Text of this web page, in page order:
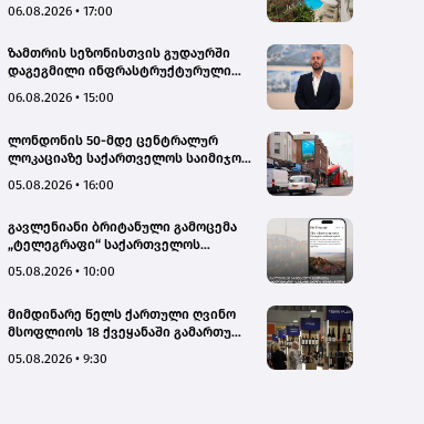
გაუქმდა“ - Kobuleti Beach Club
06.08.2026 • 17:00
ზამთრის სეზონისთვის გუდაურში
დაგეგმილი ინფრასტრუქტურული
გუდაურის ტურისტული
დარსალია
06.08.2026 • 15:00
ლონდონის 50-მდე ცენტრალურ
ლოკაციაზე საქართველოს საიმიჯო
05.08.2026 • 16:00
გავლენიანი ბრიტანული გამოცემა
„ტელეგრაფი“ საქართველოს
სტატიების ციკლს აქვეყნებს
05.08.2026 • 10:00
მიმდინარე წელს ქართული ღვინო
მსოფლიოს 18 ქვეყანაში გამართულ
წარმოდგენილი
05.08.2026 • 9:30